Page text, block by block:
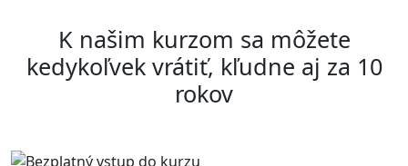
K našim kurzom sa môžete
kedykoľvek vrátiť, kľudne aj za 10
rokov